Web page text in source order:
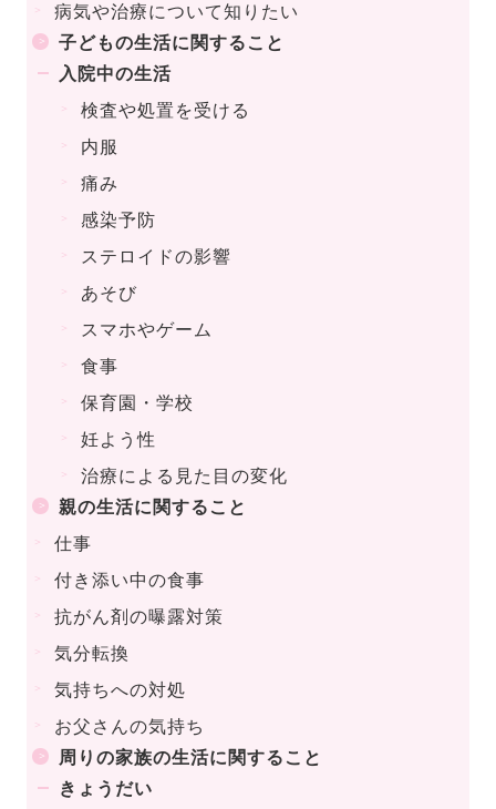
病気や治療について知りたい
子どもの生活に関すること
入院中の生活
検査や処置を受ける
内服
痛み
感染予防
ステロイドの影響
あそび
スマホやゲーム
食事
保育園・学校
妊よう性
治療による見た目の変化
親の生活に関すること
仕事
付き添い中の食事
抗がん剤の曝露対策
気分転換
気持ちへの対処
お父さんの気持ち
周りの家族の生活に関すること
きょうだい